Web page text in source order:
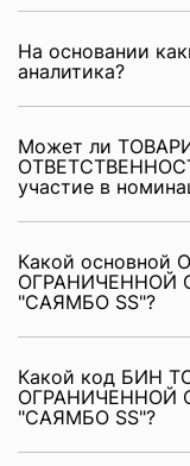
На основании
аналитика?
Может ли
участие в
Какой
ОГРАНИЧЕННОЙ
"САЯМБО SS"?
Какой код БИН
ОГРАНИЧЕННОЙ
"САЯМБО SS"?